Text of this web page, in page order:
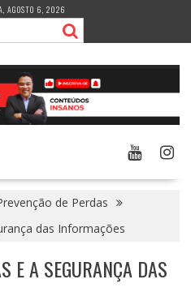
AGOSTO 6, 2026
de Perdas
das Informações
E A SEGURANÇA DAS